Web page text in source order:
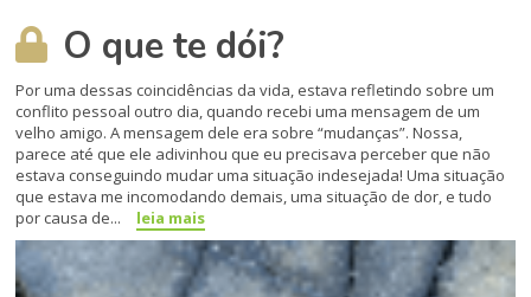
O que te dói?
Por uma dessas coincidências da vida, estava refletindo sobre um
conflito pessoal outro dia, quando recebi uma mensagem de um
velho amigo. A mensagem dele era sobre “mudanças”. Nossa,
parece até que ele adivinhou que eu precisava perceber que não
estava conseguindo mudar uma situação indesejada! Uma situação
que estava me incomodando demais, uma situação de dor, e tudo
por causa de...
leia mais